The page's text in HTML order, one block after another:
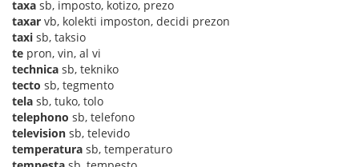
taxa sb, imposto, kotizo, prezo
taxar vb, kolekti imposton, decidi prezon
taxi sb, taksio
te pron, vin, al vi
technica sb, tekniko
tecto sb, tegmento
tela sb, tuko, tolo
telephono sb, telefono
television sb, televido
temperatura sb, temperaturo